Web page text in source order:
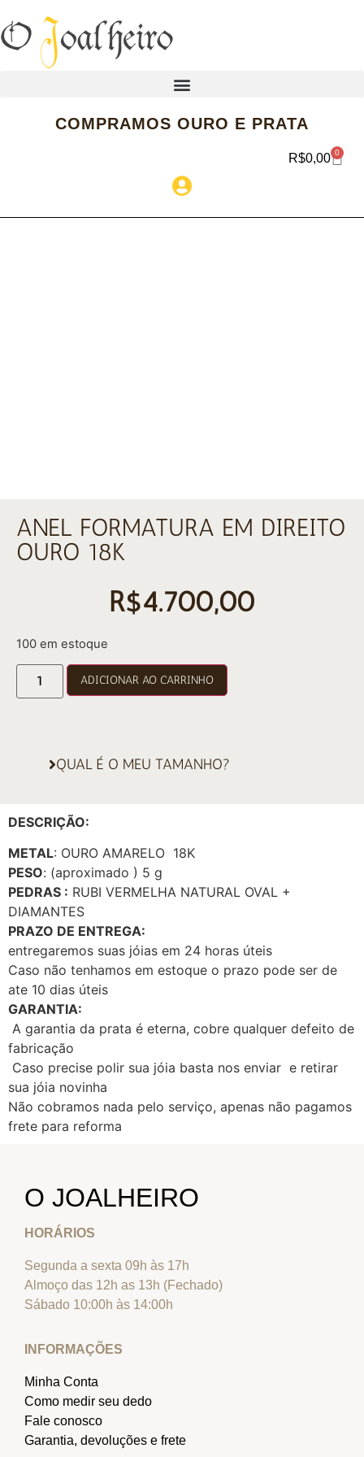
COMPRAMOS OURO E PRATA
R$0,00 0
ANEL FORMATURA EM DIREITO
OURO 18K
R$4.700,00
100 em estoque
ADICIONAR AO CARRINHO
QUAL É O MEU TAMANHO?
DESCRIÇÃO:
METAL: OURO AMARELO 18K
PESO: (aproximado ) 5 g
PEDRAS : RUBI VERMELHA NATURAL OVAL +
DIAMANTES
PRAZO DE ENTREGA:
entregaremos suas jóias em 24 horas úteis
Caso não tenhamos em estoque o prazo pode ser de
ate 10 dias úteis
GARANTIA:
A garantia da prata é eterna, cobre qualquer defeito de
fabricação
Caso precise polir sua jóia basta nos enviar e retirar
sua jóia novinha
Não cobramos nada pelo serviço, apenas não pagamos
frete para reforma
O JOALHEIRO
HORÁRIOS
Segunda a sexta 09h às 17h
Almoço das 12h as 13h (Fechado)
Sábado 10:00h às 14:00h
INFORMAÇÕES
Minha Conta
Como medir seu dedo
Fale conosco
Garantia, devoluções e frete